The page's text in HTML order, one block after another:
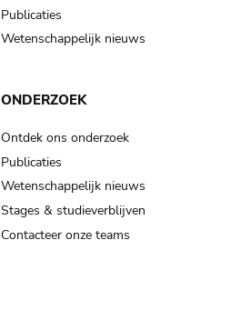
Publicaties
Wetenschappelijk nieuws
ONDERZOEK
Ontdek ons onderzoek
Publicaties
Wetenschappelijk nieuws
Stages & studieverblijven
Contacteer onze teams